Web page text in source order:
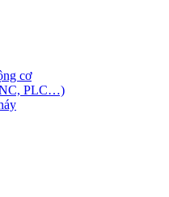
cơ
PLC…)